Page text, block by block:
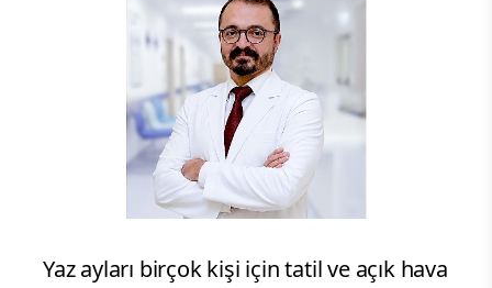
Yaz ayları birçok kişi için tatil ve açık hava